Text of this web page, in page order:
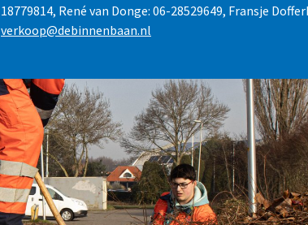
18779814, René van Donge: 06-28529649, Fransje
verkoop@debinnenbaan.nl